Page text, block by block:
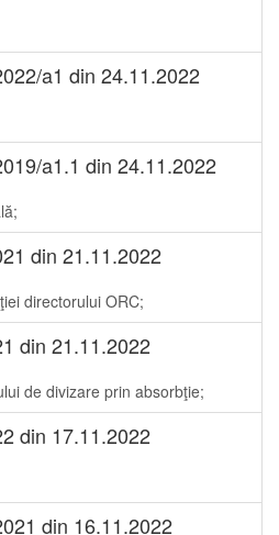
a1 din 24.11.2022
a1.1 din 24.11.2022
din 21.11.2022
directorului ORC;
din 21.11.2022
de divizare prin absorbţie;
din 17.11.2022
din 16.11.2022